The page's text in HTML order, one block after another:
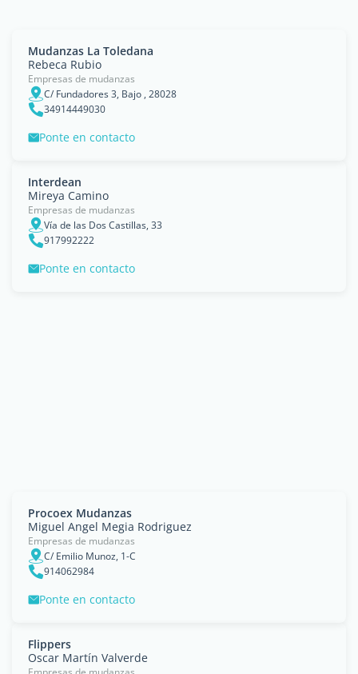
Mudanzas La Toledana
Rebeca Rubio
Empresas de mudanzas
C/ Fundadores 3, Bajo , 28028
34914449030
Ponte en contacto
Interdean
Mireya Camino
Empresas de mudanzas
Vía de las Dos Castillas, 33
917992222
Ponte en contacto
Procoex Mudanzas
Miguel Angel Megia Rodriguez
Empresas de mudanzas
C/ Emilio Munoz, 1-C
914062984
Ponte en contacto
Flippers
Oscar Martín Valverde